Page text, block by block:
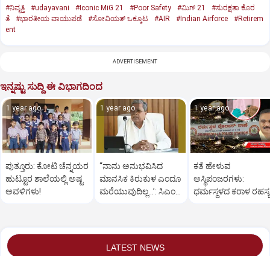
#ನಿವೃತ್ತಿ #udayavani #Iconic MiG 21 #Poor Safety #ಮಿಗ್‌ 21
#ಸುರಕ್ಷತಾ ಕೊರ
ತೆ
#ಭಾರತೀಯ ವಾಯುಪಡೆ #ಸೋವಿಯತ್‌ ಒಕ್ಕೂಟ #AIR #Indian Airforce
#Retirem
ent
ADVERTISEMENT
ಇನ್ನಷ್ಟು ಸುದ್ದಿ ಈ ವಿಭಾಗದಿಂದ
1 year ago
ಪುತ್ತೂರು: ಕೋಟಿ ಚೆನ್ನಯರ
ಹುಟ್ಟೂರ ಶಾಲೆಯಲ್ಲಿ ಅಷ್ಟ
ಅವಳಿಗಳು!
1 year ago
“ನಾನು ಅನುಭವಿಸಿದ
ಮಾನಸಿಕ ಕಿರುಕುಳ ಎಂದೂ
ಮರೆಯುವುದಿಲ್ಲ…’: ಸಿಎಂ
1 year ago
ಕತೆ ಹೇಳುವ
ಅಸ್ಥಿಪಂಜರಗಳು:
ಧರ್ಮಸ್ಥಳದ‌ ಕರಾಳ ರಹಸ್ಯ
LATEST NEWS